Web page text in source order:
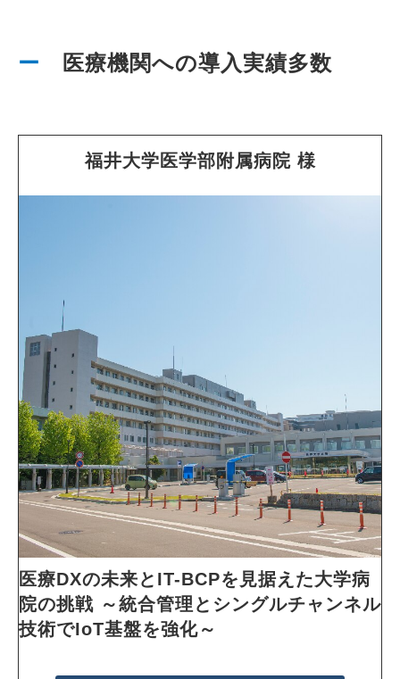
ー 医療機関への導入実績多数
福井大学医学部附属病院 様
医療DXの未来とIT-BCPを見据えた大学病
院の挑戦 ～統合管理とシングルチャンネル
技術でIoT基盤を強化～